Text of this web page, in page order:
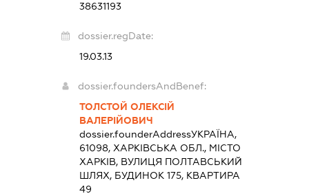
38631193
dossier.regDate:
19.03.13
dossier.foundersAndBenef:
ТОЛСТОЙ ОЛЕКСІЙ
ВАЛЕРІЙОВИЧ
dossier.founderAddressУКРАЇНА,
61098, ХАРКІВСЬКА ОБЛ., МІСТО
ХАРКІВ, ВУЛИЦЯ ПОЛТАВСЬКИЙ
ШЛЯХ, БУДИНОК 175, КВАРТИРА
49